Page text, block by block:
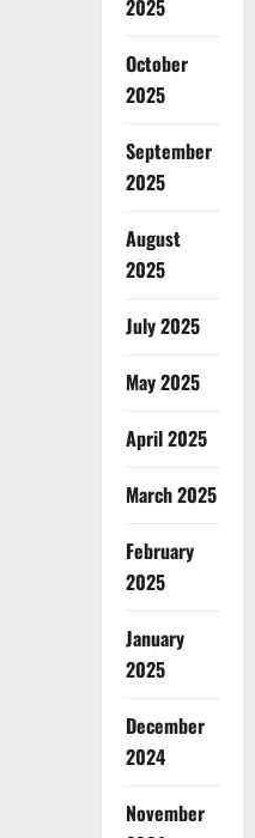
2025
October
2025
September
2025
August
2025
July 2025
May 2025
April 2025
March 2025
February
2025
January
2025
December
2024
November